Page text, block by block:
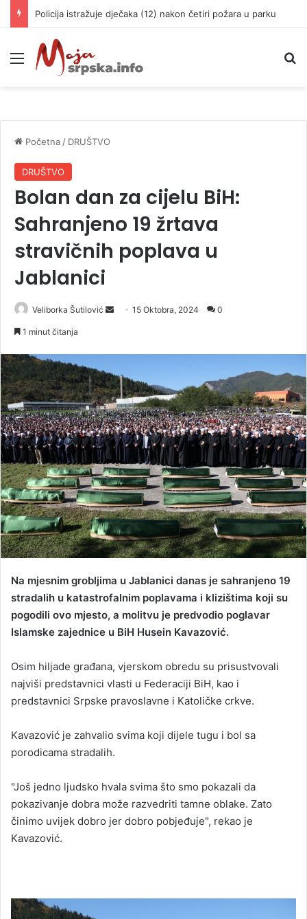
Policija istražuje dječaka (12) nakon četiri požara u parku
Meni
Početna / DRUŠTVO
DRUŠTVO
Bolan dan za cijelu BiH:
Sahranjeno 19 žrtava
stravičnih poplava u
Jablanici
Veliborka Šutilović
a
n
e
m
a
i
l
15 Oktobra, 2024 0
1 minut čitanja
Na mjesnim grobljima u Jablanici danas je sahranjeno 19
stradalih u katastrofalnim poplavama i klizištima koji su
pogodili ovo mjesto, a molitvu je predvodio poglavar
Islamske zajednice u BiH Husein Kavazović.
Osim hiljade građana, vjerskom obredu su prisustvovali
najviši predstavnici vlasti u Federaciji BiH, kao i
predstavnici Srpske pravoslavne i Katoličke crkve.
Kavazović je zahvalio svima koji dijele tugu i bol sa
porodicama stradalih.
"Još jedno ljudsko hvala svima što smo pokazali da
pokazivanje dobra može razvedriti tamne oblake. Zato
činimo uvijek dobro jer dobro pobjeđuje", rekao je
Kavazović.